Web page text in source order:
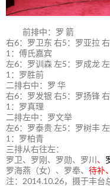
前排中：罗 箭
右6：罗卫东 右5：罗亚拉
1：傅氏嘉宾
左6：罗训森 左5：罗成龙
1：罗胜前
二排右中：罗 华
右6：罗发银 右5：罗扬锋
1：罗真理
二排左中：罗文举
左6：罗泰贵 左5：罗树丰 左
1：罗柏青
三排从右往左：
罗卫、罗刚、罗勋、罗川 、
罗海燕（女）、罗奉、 待补
注：2014.10.26，摄于丰台